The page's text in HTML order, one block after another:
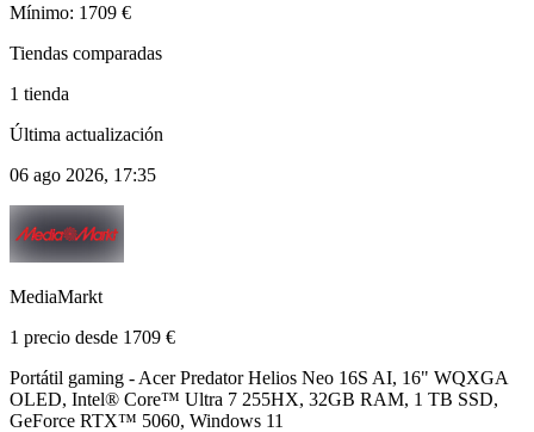
Mínimo: 1709 €
Tiendas comparadas
1 tienda
Última actualización
06 ago 2026, 17:35
MediaMarkt
1 precio desde 1709 €
Portátil gaming - Acer Predator Helios Neo 16S AI, 16" WQXGA
OLED, Intel® Core™ Ultra 7 255HX, 32GB RAM, 1 TB SSD,
GeForce RTX™ 5060, Windows 11